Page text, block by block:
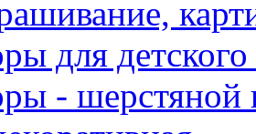
для
- шерстяной